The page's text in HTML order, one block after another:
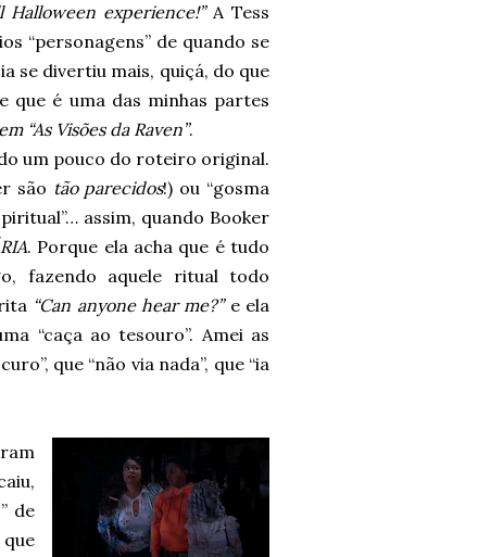
Halloween experience!” A Tess
“personagens” de quando se
se divertiu mais, quiçá, do que
é uma das minhas partes
“As Visões da Raven”.
um pouco do roteiro original.
são tão parecidos!) ou “gosma
assim, quando Booker
. Porque ela acha que é tudo
fazendo aquele ritual todo
“Can anyone hear me?”e ela
“caça ao tesouro”. Amei as
que “não via nada”, que “ia
de